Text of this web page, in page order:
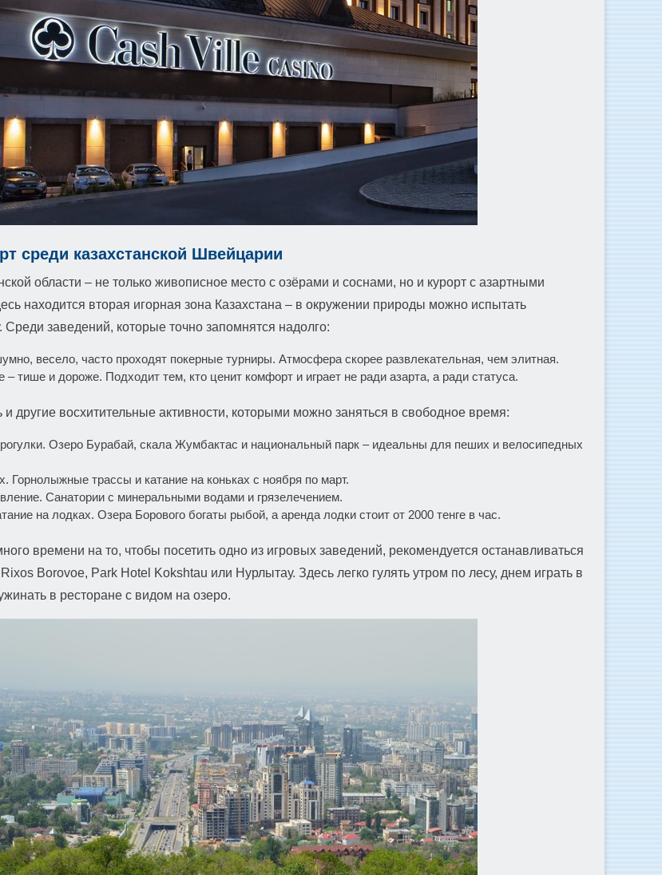
среди казахстанской Швейцарии
области – не только живописное место с озёрами и соснами, но и курорт с азартными
находится вторая игорная зона Казахстана – в окружении природы можно испытать
Среди заведений, которые точно запомнятся надолго:
весело, часто проходят покерные турниры. Атмосфера скорее развлекательная, чем элитная.
– тише и дороже. Подходит тем, кто ценит комфорт и играет не ради азарта, а ради статуса.
и другие восхитительные активности, которыми можно заняться в свободное время:
Озеро Бурабай, скала Жумбактас и национальный парк – идеальны для пеших и велосипедных
Горнолыжные трассы и катание на коньках с ноября по март.
Санатории с минеральными водами и грязелечением.
на лодках. Озера Борового богаты рыбой, а аренда лодки стоит от 2000 тенге в час.
времени на то, чтобы посетить одно из игровых заведений, рекомендуется останавливаться
Rixos Borovoe, Park Hotel Kokshtau или Нурлытау. Здесь легко гулять утром по лесу, днем играть в
в ресторане с видом на озеро.